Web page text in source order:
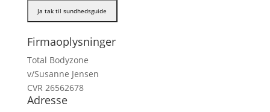
Firmaoplysninger
Total Bodyzone
v/Susanne Jensen
CVR 26562678
Adresse